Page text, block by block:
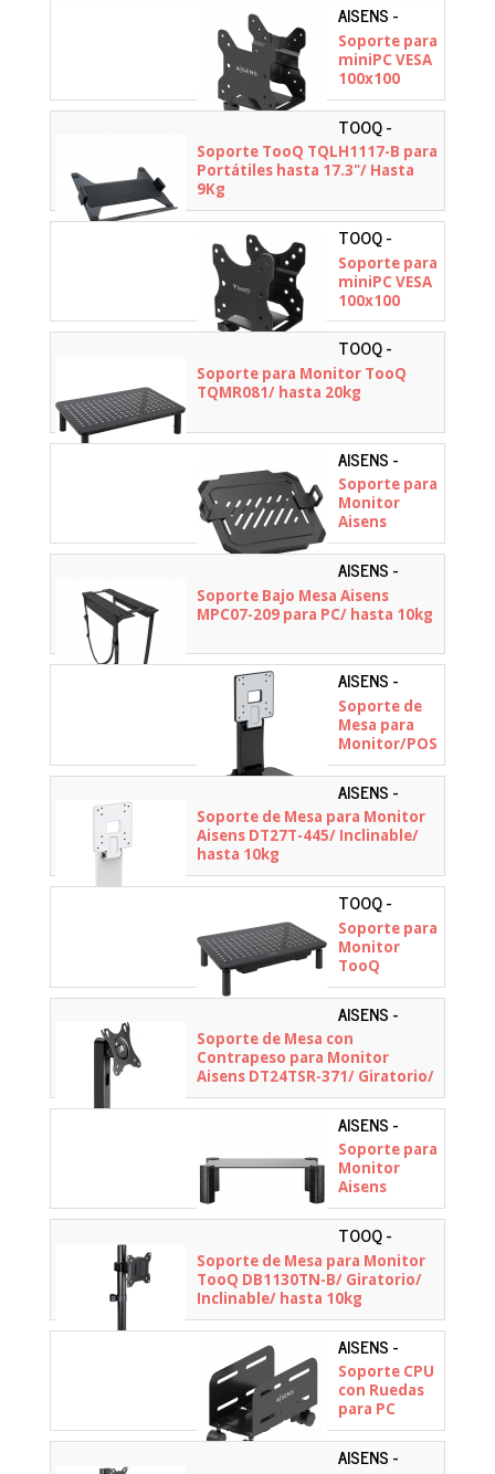
AISENS -
MPC05-205
Soporte para
miniPC VESA
100x100
Aisens
MPC05-205/
Hasta 5Kg
TOOQ -
TQLH1117-B
Soporte TooQ TQLH1117-B para
Portátiles hasta 17.3"/ Hasta
9Kg
TOOQ -
TCCH0001-B
Soporte para
miniPC VESA
100x100
TooQ
TCCH0001-B/
hasta 5kg
TOOQ -
TQMR081
Soporte para Monitor TooQ
TQMR081/ hasta 20kg
AISENS -
DTLTA01-215
Soporte para
Monitor
Aisens
DTLTA01-215
para Portátil
de 12-17"
AISENS -
MPC07-209
Soporte Bajo Mesa Aisens
MPC07-209 para PC/ hasta 10kg
AISENS -
DT27T-443
Soporte de
Mesa para
Monitor/POS
Aisens
DT27T-443/
Inclinable/
hasta 10kg
AISENS -
DT27T-445
Soporte de Mesa para Monitor
Aisens DT27T-445/ Inclinable/
hasta 10kg
TOOQ -
TQMR087
Soporte para
Monitor
TooQ
TQMR087/
hasta 20kg
AISENS -
DT24TSR-
371
Soporte de Mesa con
Contrapeso para Monitor
Aisens DT24TSR-371/ Giratorio/
Inclinable/ hasta 2.5kg
AISENS -
MR01C-109
Soporte para
Monitor
Aisens
MR01C-109/
hasta 20kg
TOOQ -
DB1130TN-B
Soporte de Mesa para Monitor
TooQ DB1130TN-B/ Giratorio/
Inclinable/ hasta 10kg
AISENS -
MPC06-207
Soporte CPU
con Ruedas
para PC
Aisens
MPC06-207
para PC/
AISENS -